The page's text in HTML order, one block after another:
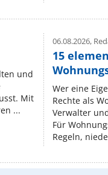
und
Mit
...
06.08.2026,
15
Wer eine
Rechte als
Verwalter
Für
Regeln,